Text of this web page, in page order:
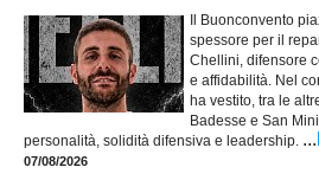
Il Buonconvento
spessore per il
Chellini, difensore
e affidabilità. Nel
ha vestito, tra le
Badesse e San
personalità, solidità difensiva e leadership. ...
07/08/2026